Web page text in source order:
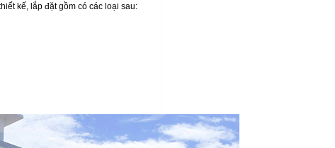
kế, lắp đặt gồm có các loại sau: